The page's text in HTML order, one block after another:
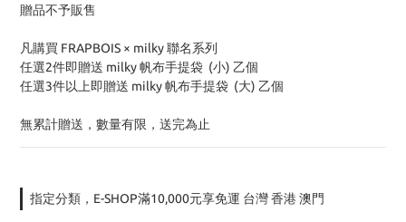
贈品不予販售
凡購買 FRAPBOIS × milky 聯名系列
任選2件即贈送 milky 帆布手提袋  (小) 乙個
任選3件以上即贈送 milky 帆布手提袋  (大) 乙個
無累計贈送，數量有限，送完為止
指定分類，E-SHOP滿10,000元享免運 台灣 香港 澳門